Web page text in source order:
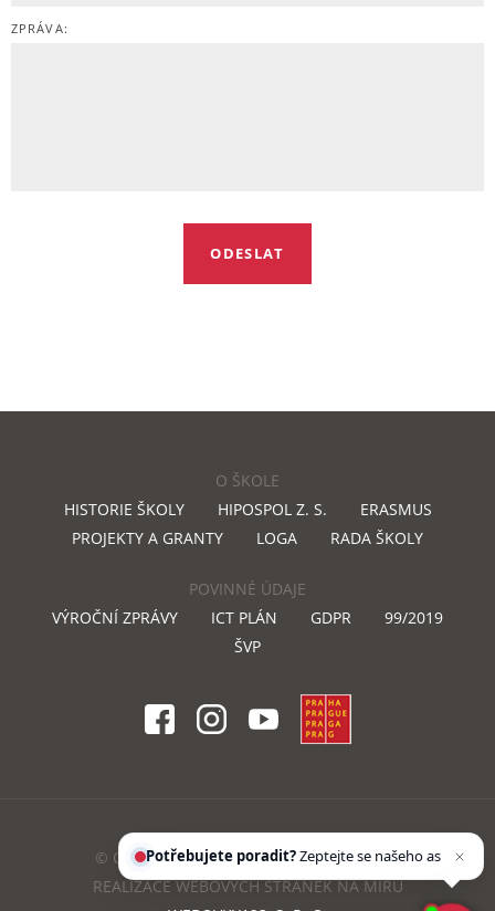
ZPRÁVA:
O ŠKOLE
HISTORIE ŠKOLY
HIPOSPOL Z. S.
ERASMUS
PROJEKTY A GRANTY
LOGA RADA ŠKOLY
POVINNÉ ÚDAJE
VÝROČNÍ ZPRÁVY
ICT PLÁN GDPR
99/2019
ŠVP
© COPYRIGHT 2018 DOSTIHOVASKOLA.CZ
REALIZACE WEBOVÝCH STRÁNEK NA MÍRU
Potřebujete poradit?Zeptejte se našeho
asistentaChettyho